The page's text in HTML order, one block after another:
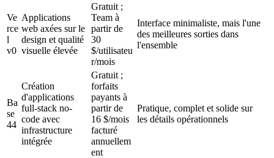
Ve
rce
l
v0
Applications
web axées sur le
design et qualité
visuelle élevée
Gratuit ;
Team à
partir de
30
$/utilisateu
r/mois
Interface minimaliste, mais l'une
des meilleures sorties dans
l'ensemble
Ba
se
44
Création
d'applications
full-stack no-
code avec
infrastructure
intégrée
Gratuit ;
forfaits
payants à
partir de
16 $/mois
facturé
annuellem
ent
Pratique, complet et solide sur
les détails opérationnels